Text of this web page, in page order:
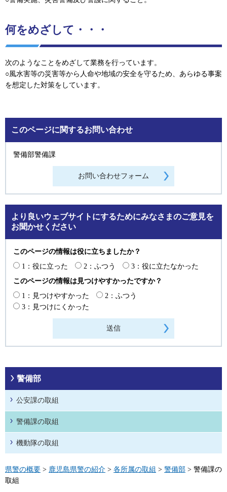
何をめざして・・・
次のようなことをめざして業務を行っています。
○風水害等の災害等から人命や地域の安全を守るため、あらゆる事案
を想定した対策をしています。
このページに関するお問い合わせ
警備部警備課
より良いウェブサイトにするためにみなさまのご意見を
お聞かせください
このページの情報は役に立ちましたか？
1：役に立った
2：ふつう
3：役に立たなかった
このページの情報は見つけやすかったですか？
1：見つけやすかった
2：ふつう
3：見つけにくかった
警備部
公安課の取組
警備課の取組
機動隊の取組
県警の概要 > 鹿児島県警の紹介 > 各所属の取組 > 警備部 > 警備課の
取組